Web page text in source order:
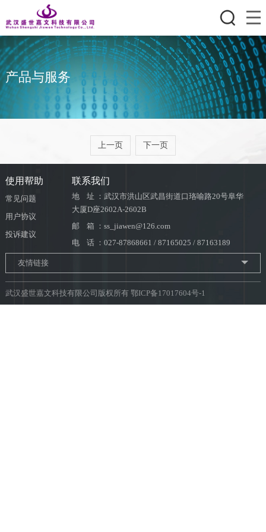
产品与服务
上一页 下一页
使用帮助
常见问题
用户协议
投诉建议
联系我们
地 址 ：武汉市洪山区武昌街道口珞喻路20号阜华
大厦D座2602A-2602B
邮 箱 ：ss_jiawen@126.com
电 话 ：027-87868661 / 87165025 / 87163189
友情链接
武汉盛世嘉文科技有限公司版权所有 鄂ICP备17017604号-1